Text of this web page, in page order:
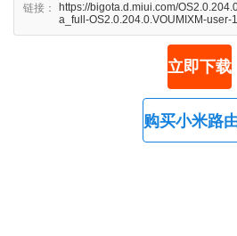
链接：
https://bigota.d.miui.com/
a_full-OS2.0.204.0.VOUMIXM-user-
立即下载
购买小米路